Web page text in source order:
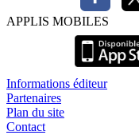
APPLIS MOBILES
Informations éditeur
Partenaires
Plan du site
Contact